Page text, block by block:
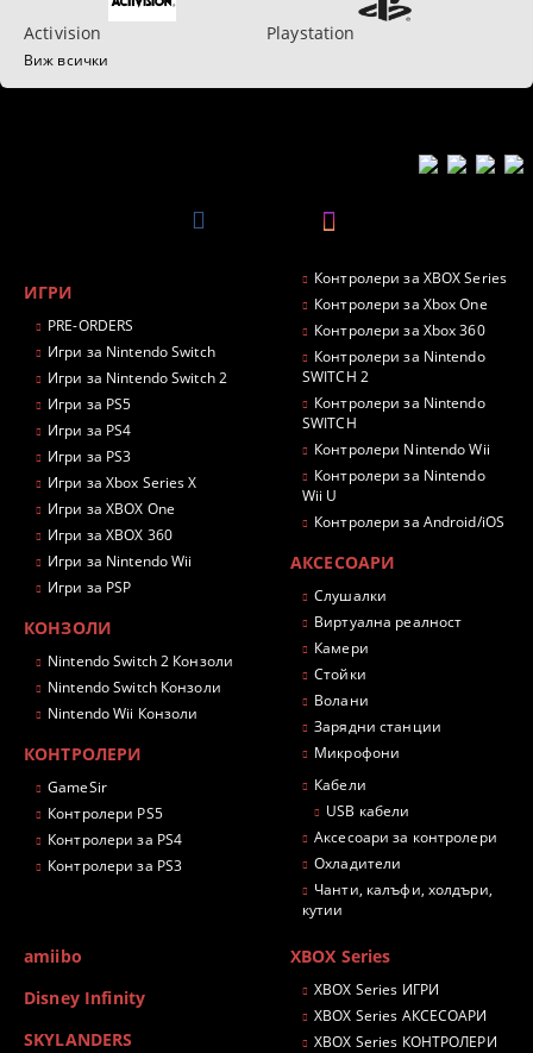
Activision Playstation
Виж всички
ИГРИ
PRE-ORDERS
Игри за Nintendo Switch
Игри за Nintendo Switch 2
Игри за PS5
Игри за PS4
Игри за PS3
Игри за Xbox Series X
Игри за XBOX One
Игри за XBOX 360
Игри за Nintendo Wii
Игри за PSP
КОНЗОЛИ
Nintendo Switch 2 Конзоли
Nintendo Switch Конзоли
Nintendo Wii Конзоли
КОНТРОЛЕРИ
GameSir
Контролери PS5
Контролери за PS4
Контролери за PS3
Контролери за XBOX Series
Контролери за Xbox One
Контролери за Xbox 360
Контролери за Nintendo
SWITCH 2
Контролери за Nintendo
SWITCH
Контролери Nintendo Wii
Контролери за Nintendo
Wii U
Контролери за Android/iOS
АКСЕСОАРИ
Слушалки
Виртуална реалност
Камери
Стойки
Волани
Зарядни станции
Микрофони
Кабели
USB кабели
Аксесоари за контролери
Охладители
Чанти, калъфи, холдъри,
кутии
amiibo
Disney Infinity
SKYLANDERS
XBOX Series
XBOX Series ИГРИ
XBOX Series АКСЕСОАРИ
XBOX Series КОНТРОЛЕРИ